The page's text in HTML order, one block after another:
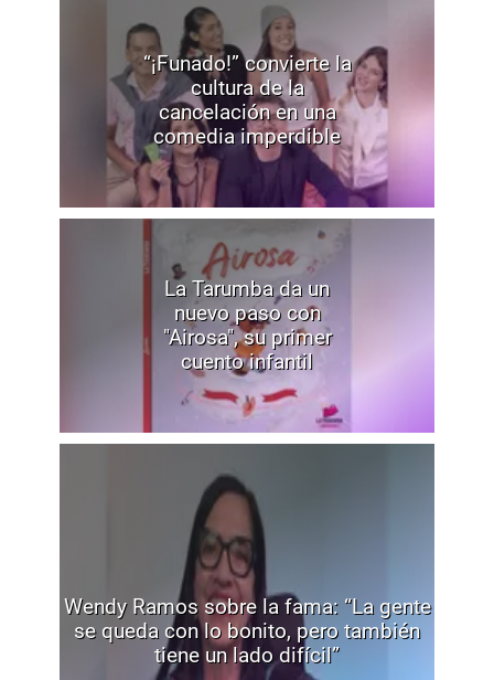
“¡Funado!” convierte la
cultura de la
cancelación en una
comedia imperdible
La Tarumba da un
nuevo paso con
"Airosa", su primer
cuento infantil
Wendy Ramos sobre la fama: “La gente
se queda con lo bonito, pero también
tiene un lado difícil”